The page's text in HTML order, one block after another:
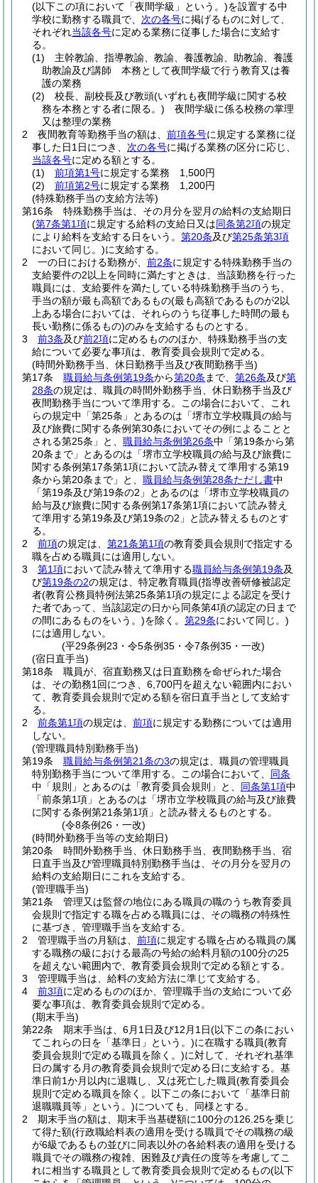
(以下この項において「夜間学級」という。)を設置する中
学校に勤務する職員で、 次の各号に掲げるものに対して、
それぞれ当該各号に定める業務に従事した場合に支給す
る。
(1)
主幹教諭、指導教諭、教諭、養護教諭、助教諭、養護
助教諭及び講師 本務として夜間学級で行う教育又は養
護の業務
(2)
校長、副校長及び教頭(いずれも夜間学級に関する校
務を本務とする者に限る。) 夜間学級に係る校務の掌理
又は整理の業務
2
夜間教育等勤務手当の額は、 前項各号に規定する業務に従
事した日1日につき、 次の各号に掲げる業務の区分に応じ、
当該各号に定める額とする。
(1)
前項第1号に規定する業務 1,500円
(2)
前項第2号に規定する業務 1,200円
(特殊勤務手当の支給方法等)
第16条
特殊勤務手当は、その月分を翌月の給料の支給期日
(第7条第1項に規定する給料の支給日又は同条第2項の規定
により給料を支給する日をいう。 第20条及び第25条第3項
において同じ。)に支給する。
2
一の日における勤務が、 前2条に規定する特殊勤務手当の
支給要件の2以上を同時に満たすときは、当該勤務を行った
職員には、支給要件を満たしている特殊勤務手当のうち、
手当の額が最も高額であるもの(最も高額であるものが2以
上ある場合においては、それらのうち従事した時間の最も
長い勤務に係るもの)のみを支給するものとする。
3
前3条及び前2項に定めるもののほか、特殊勤務手当の支
給について必要な事項は、教育委員会規則で定める。
(時間外勤務手当、休日勤務手当及び夜間勤務手当)
第17条
職員給与条例第19条から第20条 まで、 第26条及び第
28条の規定は、職員の時間外勤務手当、休日勤務手当及び
夜間勤務手当について準用する。
この場合において、これ
らの規定中「第25条」とあるのは「堺市立学校職員の給与
及び旅費に関する条例第30条においてその例によることと
される第25条」と、 職員給与条例第26条中「第19条から第
20条まで」とあるのは「堺市立学校職員の給与及び旅費に
関する条例第17条第1項において読み替えて準用する第19
条から第20条まで」と、 職員給与条例第28条ただし書中
「第19条及び第19条の2」とあるのは「堺市立学校職員の
給与及び旅費に関する条例第17条第1項において読み替え
て準用する第19条及び第19条の2」と読み替えるものとす
る。
2
前項の規定は、 第21条第1項の教育委員会規則で指定する
職を占める職員には適用しない。
3
第1項において読み替えて準用する職員給与条例第19条及
び第19条の2の規定は、特定教育職員(指導改善研修被認定
者(教育公務員特例法第25条第1項の規定による認定を受け
た者であって、当該認定の日から同条第4項の認定の日まで
の間にあるものをいう。)を除く。 第29条において同じ。)
には適用しない。
(平29条例23・令5条例35・令7条例35・一改)
(宿日直手当)
第18条
職員が、宿直勤務又は日直勤務を命ぜられた場合
は、その勤務1回につき、6,700円を超えない範囲内におい
て、教育委員会規則で定める額を宿日直手当として支給す
る。
2
前条第1項の規定は、 前項に規定する勤務については適用
しない。
(管理職員特別勤務手当)
第19条
職員給与条例第21条の3の規定は、職員の管理職員
特別勤務手当について準用する。
この場合において、 同条
中「規則」とあるのは「教育委員会規則」と、 同条第1項中
「前条第1項」とあるのは「堺市立学校職員の給与及び旅費
に関する条例第21条第1項」と読み替えるものとする。
(令8条例26・一改)
(時間外勤務手当等の支給期日)
第20条
時間外勤務手当、休日勤務手当、夜間勤務手当、宿
日直手当及び管理職員特別勤務手当は、その月分を翌月の
給料の支給期日にこれを支給する。
(管理職手当)
第21条
管理又は監督の地位にある職員の職のうち教育委員
会規則で指定する職を占める職員には、その職務の特殊性
に基づき、管理職手当を支給する。
2
管理職手当の月額は、 前項に規定する職を占める職員の属
する職務の級における最高の号給の給料月額の100分の25
を超えない範囲内で、教育委員会規則で定める額とする。
3
管理職手当は、給料の支給方法に準じて支給する。
4
前3項に定めるもののほか、管理職手当の支給について必
要な事項は、教育委員会規則で定める。
(期末手当)
第22条
期末手当は、6月1日及び12月1日(以下この条におい
てこれらの日を「基準日」という。)に在職する職員(教育
委員会規則で定める職員を除く。)に対して、それぞれ基準
日の属する月の教育委員会規則で定める日に支給する。 基
準日前1か月以内に退職し、又は死亡した職員(教育委員会
規則で定める職員を除く。以下この条において「基準日前
退職職員等」という。)についても、同様とする。
2
期末手当の額は、期末手当基礎額に100分の126.25を乗じ
て得た額(行政職給料表の適用を受ける職員でその職務の級
が6級であるもの並びに同表以外の各給料表の適用を受ける
職員でその職務の複雑、困難及び責任の度等を考慮してこ
れに相当する職員として教育委員会規則で定めるもの(以下